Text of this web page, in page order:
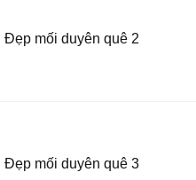
Đẹp mối duyên quê 2
Đẹp mối duyên quê 3